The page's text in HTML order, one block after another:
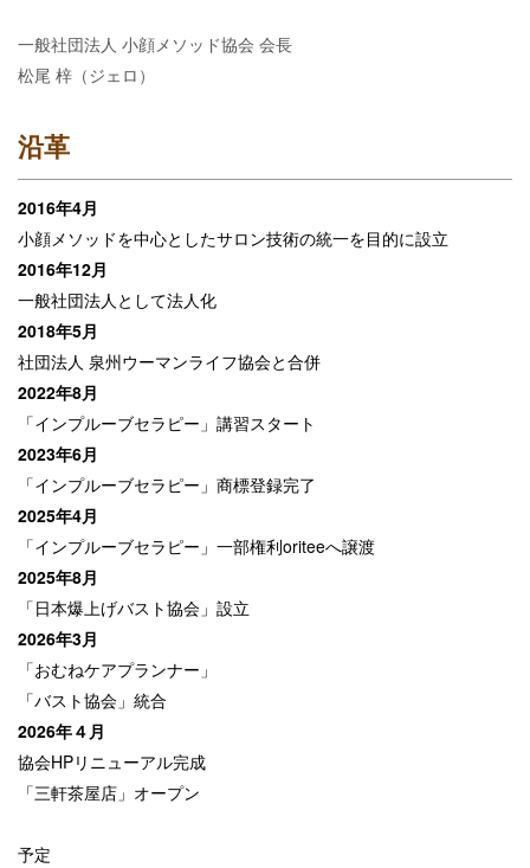
一般社団法人 小顔メソッド協会 会長
松尾 梓（ジェロ）
沿革
2016年4月
小顔メソッドを中心としたサロン技術の統一を目的に設立
2016年12月
一般社団法人として法人化
2018年5月
社団法人 泉州ウーマンライフ協会と合併
2022年8月
「インプルーブセラピー」講習スタート
2023年6月
「インプルーブセラピー」商標登録完了
2025年4月
「インプルーブセラピー」一部権利oriteeへ譲渡
2025年8月
「日本爆上げバスト協会」設立
2026年3月
「おむねケアプランナー」
「バスト協会」統合
2026年４月
協会HPリニューアル完成
「三軒茶屋店」オープン
予定